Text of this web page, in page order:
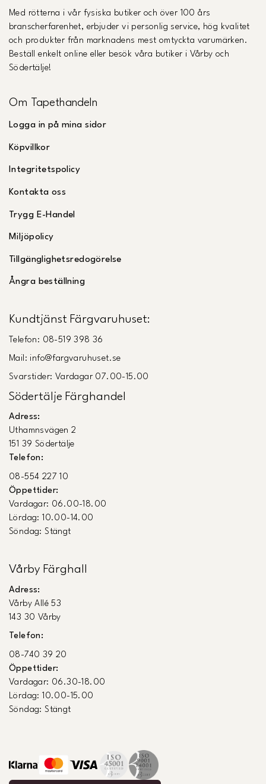
Med rötterna i vår fysiska butiker och över 100 års
branscherfarenhet, erbjuder vi personlig service, hög kvalitet
och produkter från marknadens mest omtyckta varumärken.
Beställ enkelt online eller besök våra butiker i Vårby och
Södertälje!
Om Tapethandeln
Logga in på mina sidor
Köpvillkor
Integritetspolicy
Kontakta oss
Trygg E-Handel
Miljöpolicy
Tillgänglighetsredogörelse
Ångra beställning
Kundtjänst Färgvaruhuset:
Telefon: 08-519 398 36
Mail: info@fargvaruhuset.se
Svarstider: Vardagar 07.00-15.00
Södertälje Färghandel
Adress:
Uthamnsvägen 2
151 39 Södertälje
Telefon:
08-554 227 10
Öppettider:
Vardagar: 06.00-18.00
Lördag: 10.00-14.00
Söndag: Stängt
Vårby Färghall
Adress:
Vårby Allé 53
143 30 Vårby
Telefon:
08-740 39 20
Öppettider:
Vardagar: 06.30-18.00
Lördag: 10.00-15.00
Söndag: Stängt